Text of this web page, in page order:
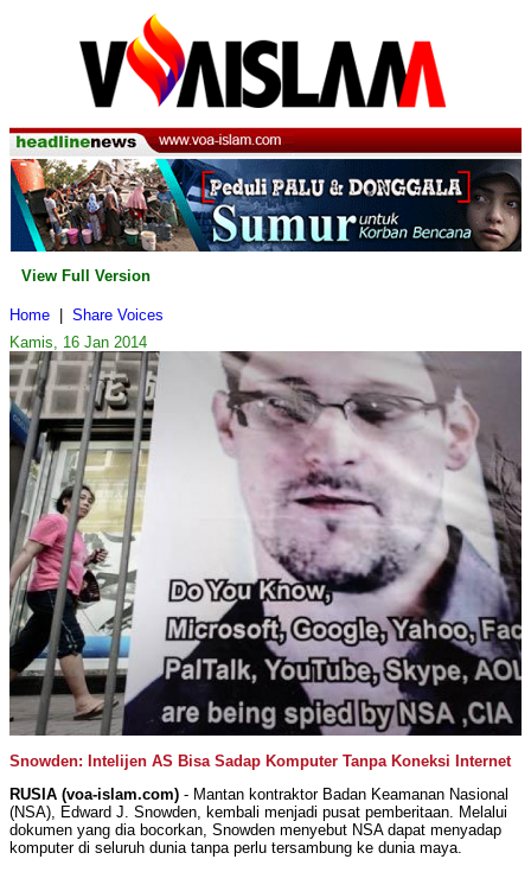
View Full Version
Home
Share Voices
Kamis, 16 Jan 2014
Snowden: Intelijen AS Bisa Sadap Komputer Tanpa Koneksi Internet
RUSIA (voa-islam.com) - Mantan kontraktor Badan Keamanan Nasional
(NSA), Edward J. Snowden, kembali menjadi pusat pemberitaan. Melalui
dokumen yang dia bocorkan, Snowden menyebut NSA dapat menyadap
komputer di seluruh dunia tanpa perlu tersambung ke dunia maya.